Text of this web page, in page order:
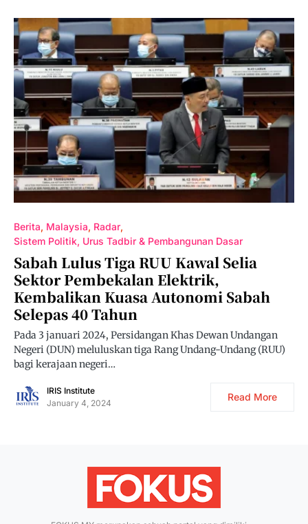
Berita Malaysia Radar
Sistem Politik, Urus Tadbir & Pembangunan Dasar
Sabah Lulus Tiga RUU Kawal Selia
Sektor Pembekalan Elektrik,
Kembalikan Kuasa Autonomi Sabah
Selepas 40 Tahun
Pada 3 januari 2024, Persidangan Khas Dewan Undangan
Negeri (DUN) meluluskan tiga Rang Undang-Undang (RUU)
bagi kerajaan negeri…
IRIS Institute
January 4, 2024
Read More